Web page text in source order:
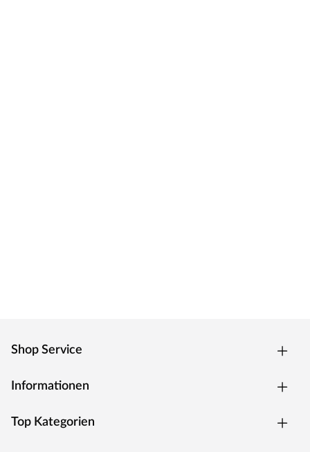
Shop Service
Informationen
Top Kategorien